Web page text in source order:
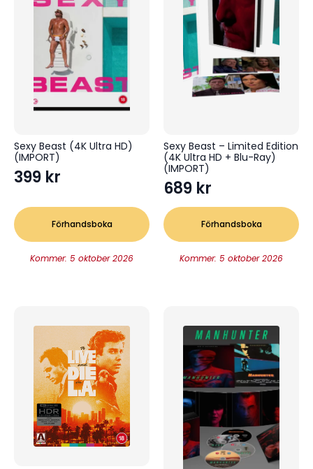
Sexy Beast (4K Ultra HD)
(IMPORT)
399 kr
Förhandsboka
Kommer: 5 oktober 2026
Sexy Beast – Limited Edition
(4K Ultra HD + Blu-Ray)
(IMPORT)
689 kr
Förhandsboka
Kommer: 5 oktober 2026